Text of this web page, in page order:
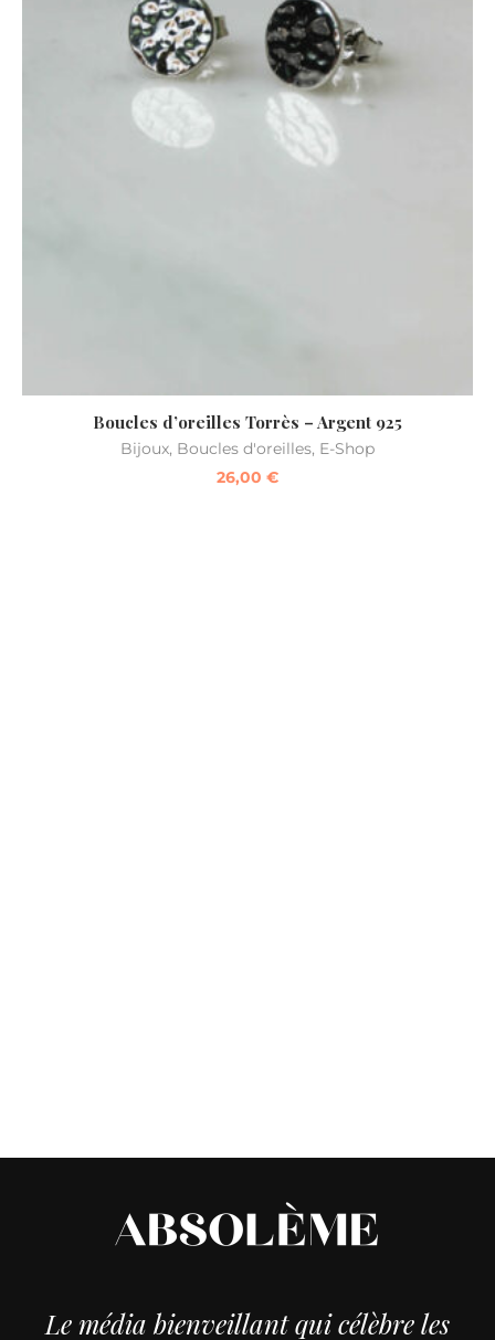
Boucles d’oreilles Torrès – Argent 925
Bijoux, Boucles d'oreilles, E-Shop
26,00 €
Le média bienveillant qui célèbre les